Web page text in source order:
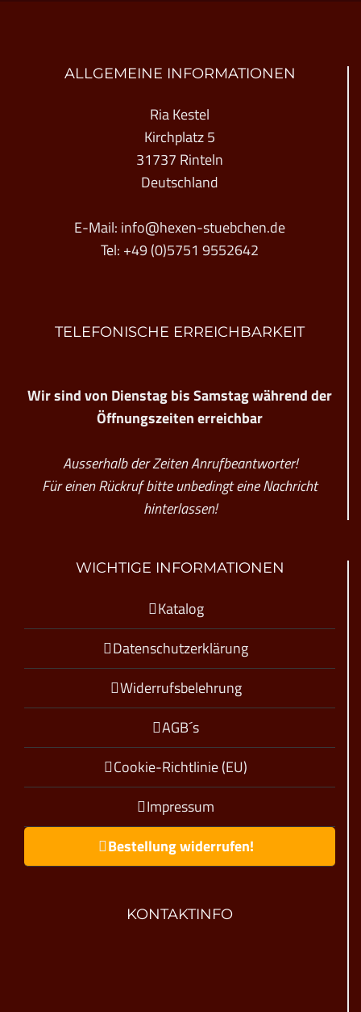
ALLGEMEINE INFORMATIONEN
Ria Kestel
Kirchplatz 5
31737 Rinteln
Deutschland
E-Mail: info@hexen-stuebchen.de
Tel: +49 (0)5751 9552642
TELEFONISCHE ERREICHBARKEIT
Wir sind von Dienstag bis Samstag während der
Öffnungszeiten erreichbar
Ausserhalb der Zeiten Anrufbeantworter!
Für einen Rückruf bitte unbedingt eine Nachricht
hinterlassen!
WICHTIGE INFORMATIONEN
Katalog
Datenschutzerklärung
Widerrufsbelehrung
AGB´s
Cookie-Richtlinie (EU)
Impressum
Bestellung widerrufen!
KONTAKTINFO